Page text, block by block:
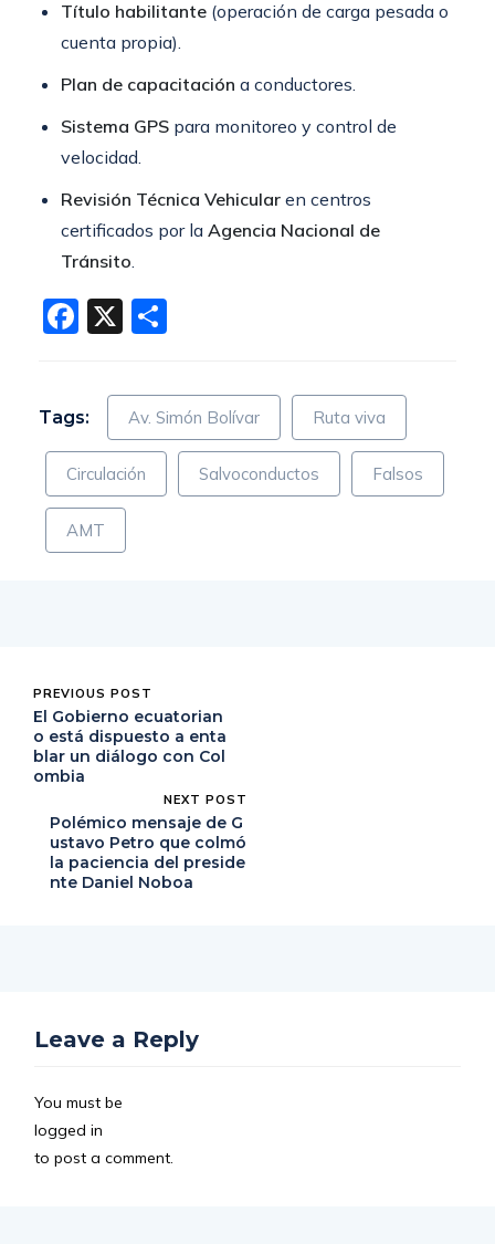
Título habilitante (operación de carga pesada o
cuenta propia).
Plan de capacitación a conductores.
Sistema GPS para monitoreo y control de
velocidad.
Revisión Técnica Vehicular en centros
certificados por la Agencia Nacional de
Tránsito.
Facebook
X
Tags: Av. Simón Bolívar Ruta viva
Circulación Salvoconductos Falsos
AMT
PREVIOUS POST
El Gobierno ecuatorian
o está dispuesto a enta
blar un diálogo con Col
ombia
NEXT POST
Polémico mensaje de G
ustavo Petro que colmó
la paciencia del preside
nte Daniel Noboa
Leave a Reply
You must be
logged in
to post a comment.